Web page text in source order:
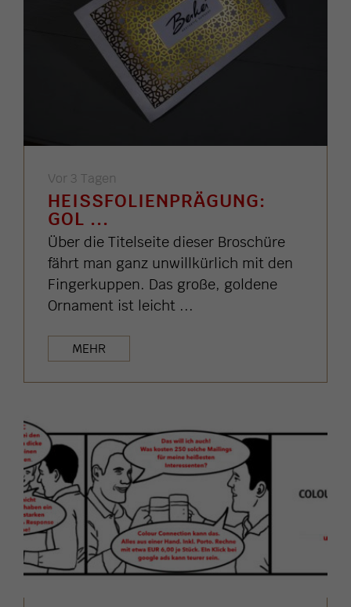
Vor 3 Tagen
HEISSFOLIENPRÄGUNG: G
OL ...
Über die Titelseite dieser Broschüre
fährt man ganz unwillkürlich mit den
Fingerkuppen. Das große, goldene
Ornament ist leicht ...
MEHR